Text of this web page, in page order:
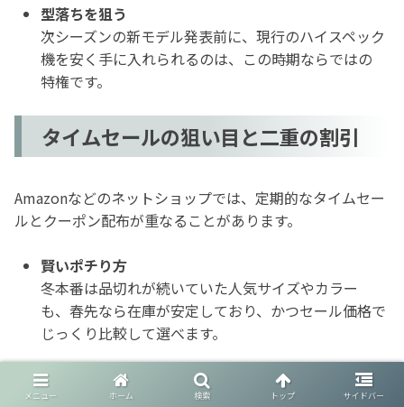
型落ちを狙う
次シーズンの新モデル発表前に、現行のハイスペック
機を安く手に入れられるのは、この時期ならではの
特権です。
タイムセールの狙い目と二重の割引
Amazonなどのネットショップでは、定期的なタイムセー
ルとクーポン配布が重なることがあります。
賢いポチり方
冬本番は品切れが続いていた人気サイズやカラー
も、春先なら在庫が安定しており、かつセール価格で
じっくり比較して選べます。
来シーズンの値上げへの先手
メニュー ホーム 検索 トップ サイドバー